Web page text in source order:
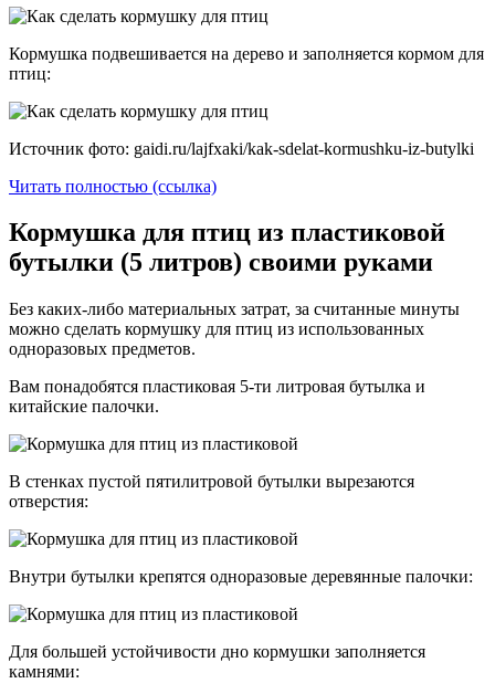
Кормушка подвешивается на дерево и заполняется кормом для
птиц:
Источник фото: gaidi.ru/lajfxaki/kak-sdelat-kormushku-iz-butylki
Читать полностью (ссылка)
Кормушка для птиц из пластиковой
бутылки (5 литров) своими руками
Без каких-либо материальных затрат, за считанные минуты
можно сделать кормушку для птиц из использованных
одноразовых предметов.
Вам понадобятся пластиковая 5-ти литровая бутылка и
китайские палочки.
В стенках пустой пятилитровой бутылки вырезаются
отверстия:
Внутри бутылки крепятся одноразовые деревянные палочки:
Для большей устойчивости дно кормушки заполняется
камнями: